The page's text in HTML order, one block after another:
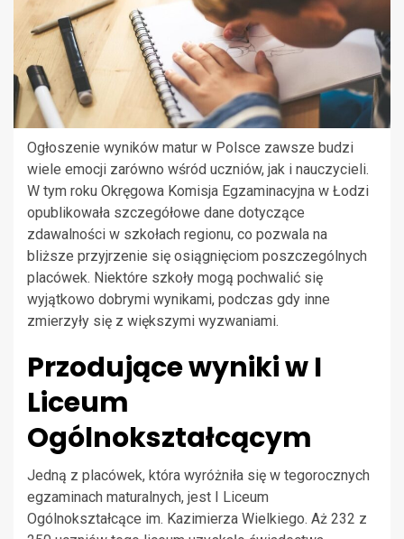
Ogłoszenie wyników matur w Polsce zawsze budzi
wiele emocji zarówno wśród uczniów, jak i nauczycieli.
W tym roku Okręgowa Komisja Egzaminacyjna w Łodzi
opublikowała szczegółowe dane dotyczące
zdawalności w szkołach regionu, co pozwala na
bliższe przyjrzenie się osiągnięciom poszczególnych
placówek. Niektóre szkoły mogą pochwalić się
wyjątkowo dobrymi wynikami, podczas gdy inne
zmierzyły się z większymi wyzwaniami.
Przodujące wyniki w I
Liceum
Ogólnokształcącym
Jedną z placówek, która wyróżniła się w tegorocznych
egzaminach maturalnych, jest I Liceum
Ogólnokształcące im. Kazimierza Wielkiego. Aż 232 z